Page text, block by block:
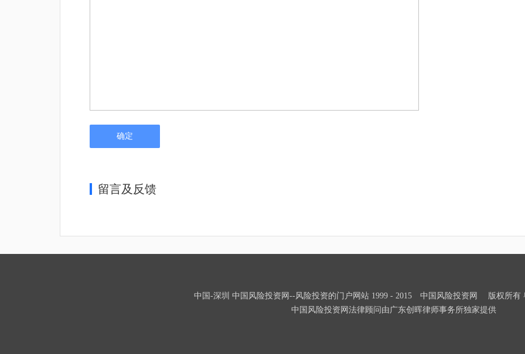
确定
留言及反馈
中国-深圳 中国风险投资网--风险投资的门户网站 1999 - 2015 中国风险投资网 版权所有
中国风险投资网法律顾问由广东创晖律师事务所独家提供